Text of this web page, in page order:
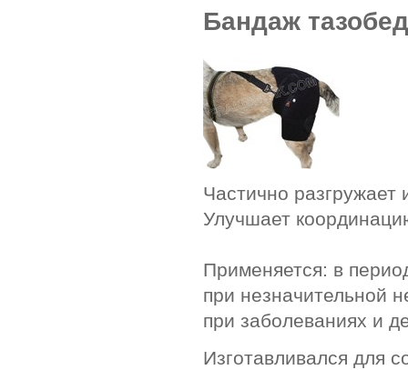
Бандаж
Частично разгружает
Улучшает
Применяется: в
при незначительной
при заболеваниях и
Изготавливался для